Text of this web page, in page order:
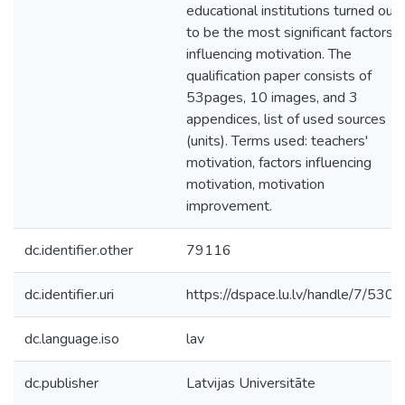
educational institutions turned out
to be the most significant factors
influencing motivation. The
qualification paper consists of
53pages, 10 images, and 3
appendices, list of used sources
(units). Terms used: teachers'
motivation, factors influencing
motivation, motivation
improvement.
dc.identifier.other 79116
dc.identifier.uri https://dspace.lu.lv/handle/7/
dc.language.iso lav
dc.publisher Latvijas Universitāte